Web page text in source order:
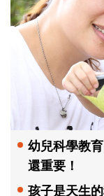
幼兒科學教
還重要！
孩子是天生